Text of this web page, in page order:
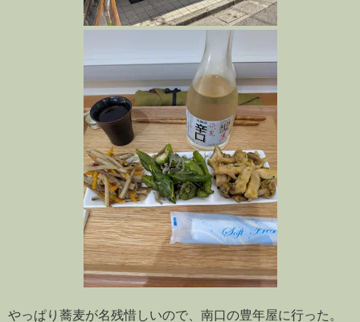
やっぱり蕎麦が名残惜しいので、南口の豊年屋に行った。